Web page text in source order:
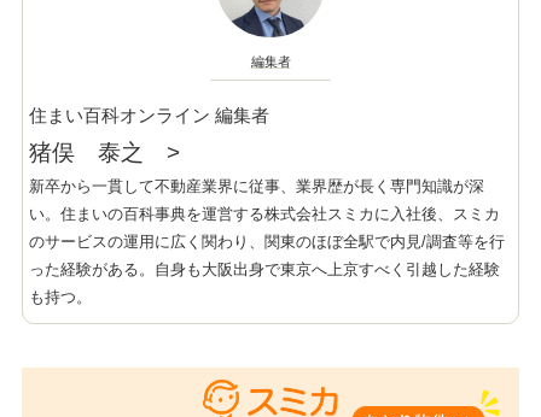
編集者
住まい百科オンライン 編集者
猪俣 泰之 >
新卒から一貫して不動産業界に従事、業界歴が長く専門知識が深
い。住まいの百科事典を運営する株式会社スミカに入社後、スミカ
のサービスの運用に広く関わり、関東のほぼ全駅で内見/調査等を行
った経験がある。自身も大阪出身で東京へ上京すべく引越した経験
も持つ。